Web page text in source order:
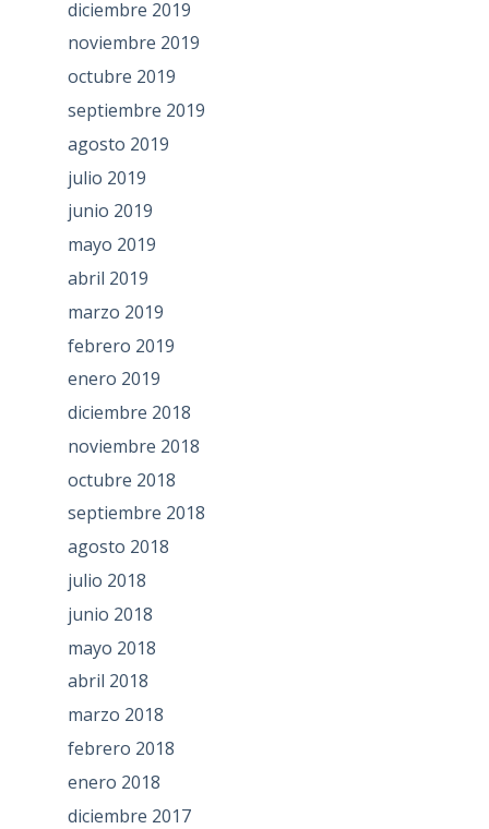
diciembre 2019
noviembre 2019
octubre 2019
septiembre 2019
agosto 2019
julio 2019
junio 2019
mayo 2019
abril 2019
marzo 2019
febrero 2019
enero 2019
diciembre 2018
noviembre 2018
octubre 2018
septiembre 2018
agosto 2018
julio 2018
junio 2018
mayo 2018
abril 2018
marzo 2018
febrero 2018
enero 2018
diciembre 2017